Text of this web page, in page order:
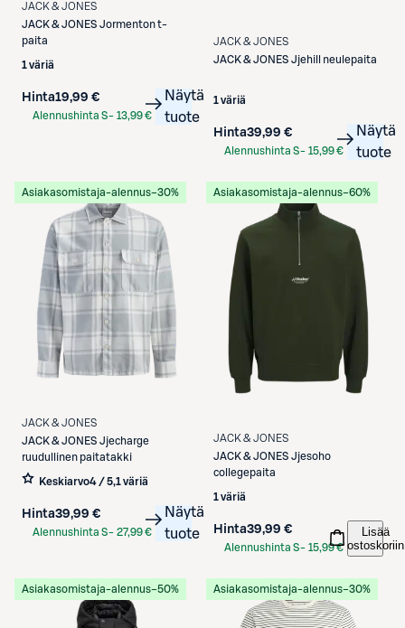
JACK & JONES
JACK & JONES Jormenton t-
paita
1 väriä
Hinta19,99 €
Alennushinta S- 13,99 €
Näytä
tuote
JACK & JONES
JACK & JONES Jjehill neulepaita
1 väriä
Hinta39,99 €
Alennushinta S- 15,99 €
Näytä
tuote
Asiakasomistaja-alennus−30%
JACK & JONES
JACK & JONES Jjecharge
ruudullinen paitatakki
Keskiarvo4 / 5,1 väriä
Hinta39,99 €
Alennushinta S- 27,99 €
Näytä
tuote
Asiakasomistaja-alennus−60%
JACK & JONES
JACK & JONES Jjesoho
collegepaita
1 väriä
Hinta39,99 €
Alennushinta S- 15,99 €
Lisää
ostoskoriin
Asiakasomistaja-alennus−50% Asiakasomistaja-alennus−30%